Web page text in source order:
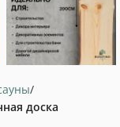
доска